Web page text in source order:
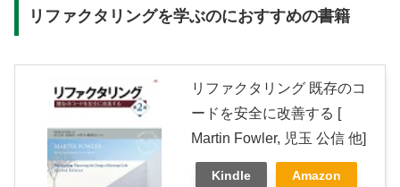
リファクタリングを学ぶのにおすすめの書籍
リファクタリング 既存のコ
ードを安全に改善する [
Martin Fowler, 児玉 公信 他]
Kindle Amazon